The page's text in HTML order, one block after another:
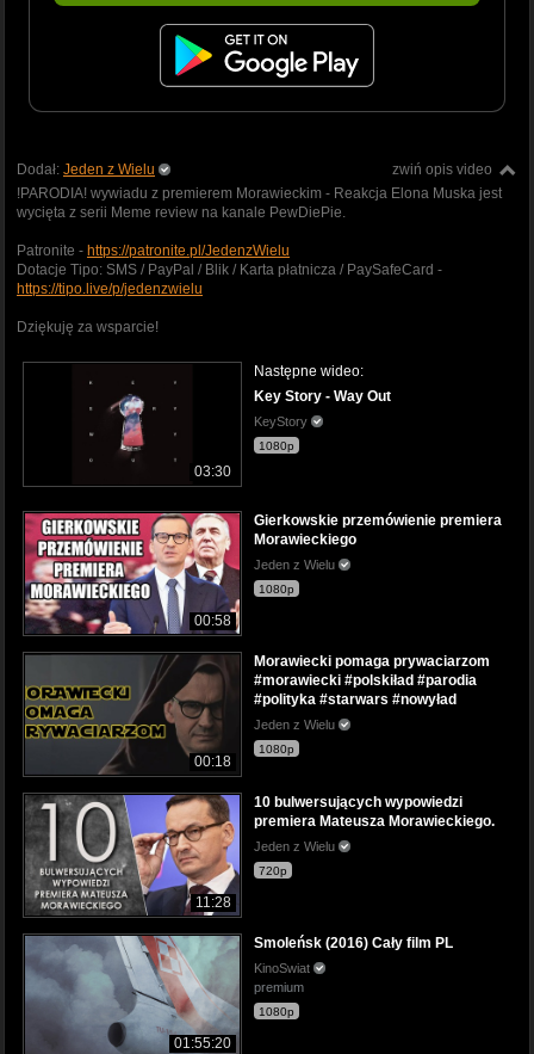
zwiń opis video
Dodał: Jeden z Wielu
!PARODIA! wywiadu z premierem Morawieckim - Reakcja Elona Muska jest
wycięta z serii Meme review na kanale PewDiePie.
Patronite - https://patronite.pl/JedenzWielu
Dotacje Tipo: SMS / PayPal / Blik / Karta płatnicza / PaySafeCard -
https://tipo.live/p/jedenzwielu
Dziękuję za wsparcie!
03:30
Następne wideo:
Key Story - Way Out
KeyStory
1080p
00:58
Gierkowskie przemówienie premiera
Morawieckiego
Jeden z Wielu
1080p
00:18
Morawiecki pomaga prywaciarzom
#morawiecki #polskiład #parodia
#polityka #starwars #nowyład
Jeden z Wielu
1080p
11:28
10 bulwersujących wypowiedzi
premiera Mateusza Morawieckiego.
Jeden z Wielu
720p
01:55:20
Smoleńsk (2016) Cały film PL
KinoSwiat
premium
1080p